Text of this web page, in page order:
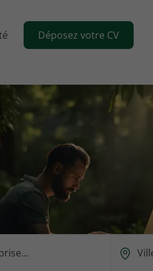
Déposez votre CV
Ou